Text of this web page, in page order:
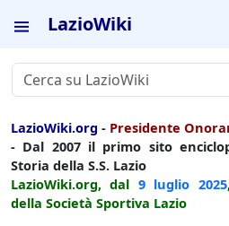
LazioWiki
LazioWiki.org - Presidente
- Dal 2007 il primo sito
Storia della S.S. Lazio
LazioWiki.org, dal 9 luglio 2025
della Società Sportiva Lazio